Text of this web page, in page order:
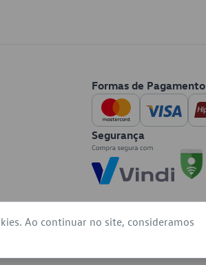
Formas de Pagamento
Segurança
Ao continuar no site, consideramos